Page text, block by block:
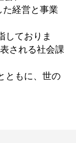
た経営と事業
しておりま
される社会課
ともに、世の